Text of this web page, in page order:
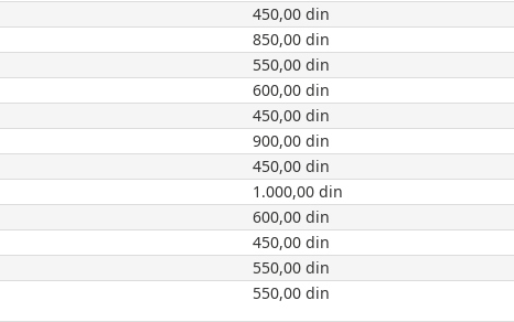
450,00 din
850,00 din
550,00 din
600,00 din
450,00 din
900,00 din
450,00 din
1.000,00 din
600,00 din
450,00 din
550,00 din
550,00 din